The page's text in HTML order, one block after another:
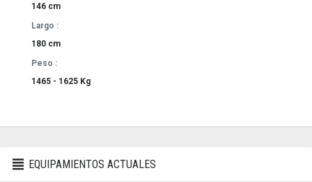
146 cm
Largo :
180 cm
Peso :
1465 - 1625 Kg
EQUIPAMIENTOS ACTUALES